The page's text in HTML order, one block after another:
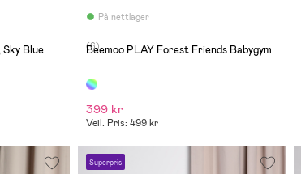
Blue
På nettlager
(6)
Beemoo PLAY Forest Friends Babygym
399 kr
Veil. Pris: 499 kr
Superpris